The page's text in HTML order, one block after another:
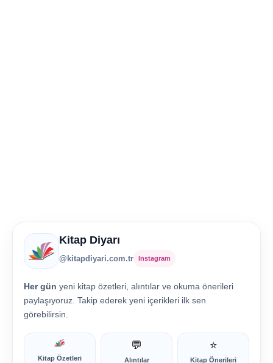
Kitap Diyarı
@kitapdiyari.com.tr Instagram
Her gün yeni kitap özetleri, alıntılar ve okuma önerileri
paylaşıyoruz. Takip ederek yeni içerikleri ilk sen
görebilirsin.
Kitap Özetleri
💬
Alıntılar
⭐
Kitap Önerileri